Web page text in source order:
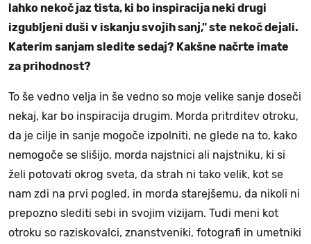
lahko nekoč jaz tista, ki bo inspiracija neki drugi
izgubljeni duši v iskanju svojih sanj," ste nekoč dejali.
Katerim sanjam sledite sedaj? Kakšne načrte imate
za prihodnost?
To še vedno velja in še vedno so moje velike sanje doseči
nekaj, kar bo inspiracija drugim. Morda pritrditev otroku,
da je cilje in sanje mogoče izpolniti, ne glede na to, kako
nemogoče se slišijo, morda najstnici ali najstniku, ki si
želi potovati okrog sveta, da strah ni tako velik, kot se
nam zdi na prvi pogled, in morda starejšemu, da nikoli ni
prepozno slediti sebi in svojim vizijam. Tudi meni kot
otroku so raziskovalci, znanstveniki, fotografi in umetniki